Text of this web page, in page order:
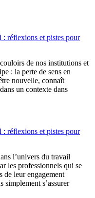
réflexions et pistes pour
de nos institutions et
: la perte de sens en
nouvelle, connaît
un contexte dans
réflexions et pistes pour
l’univers du travail
les professionnels qui se
de leur engagement
simplement s’assurer